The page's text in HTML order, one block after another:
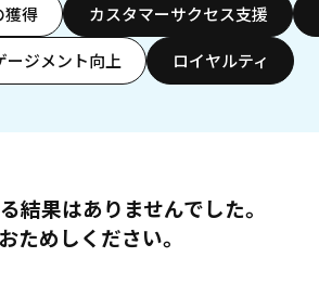
獲得 カスタマーサクセス支援
ージメント向上 ロイヤルティ
結果はありませんでした。
ためしください。